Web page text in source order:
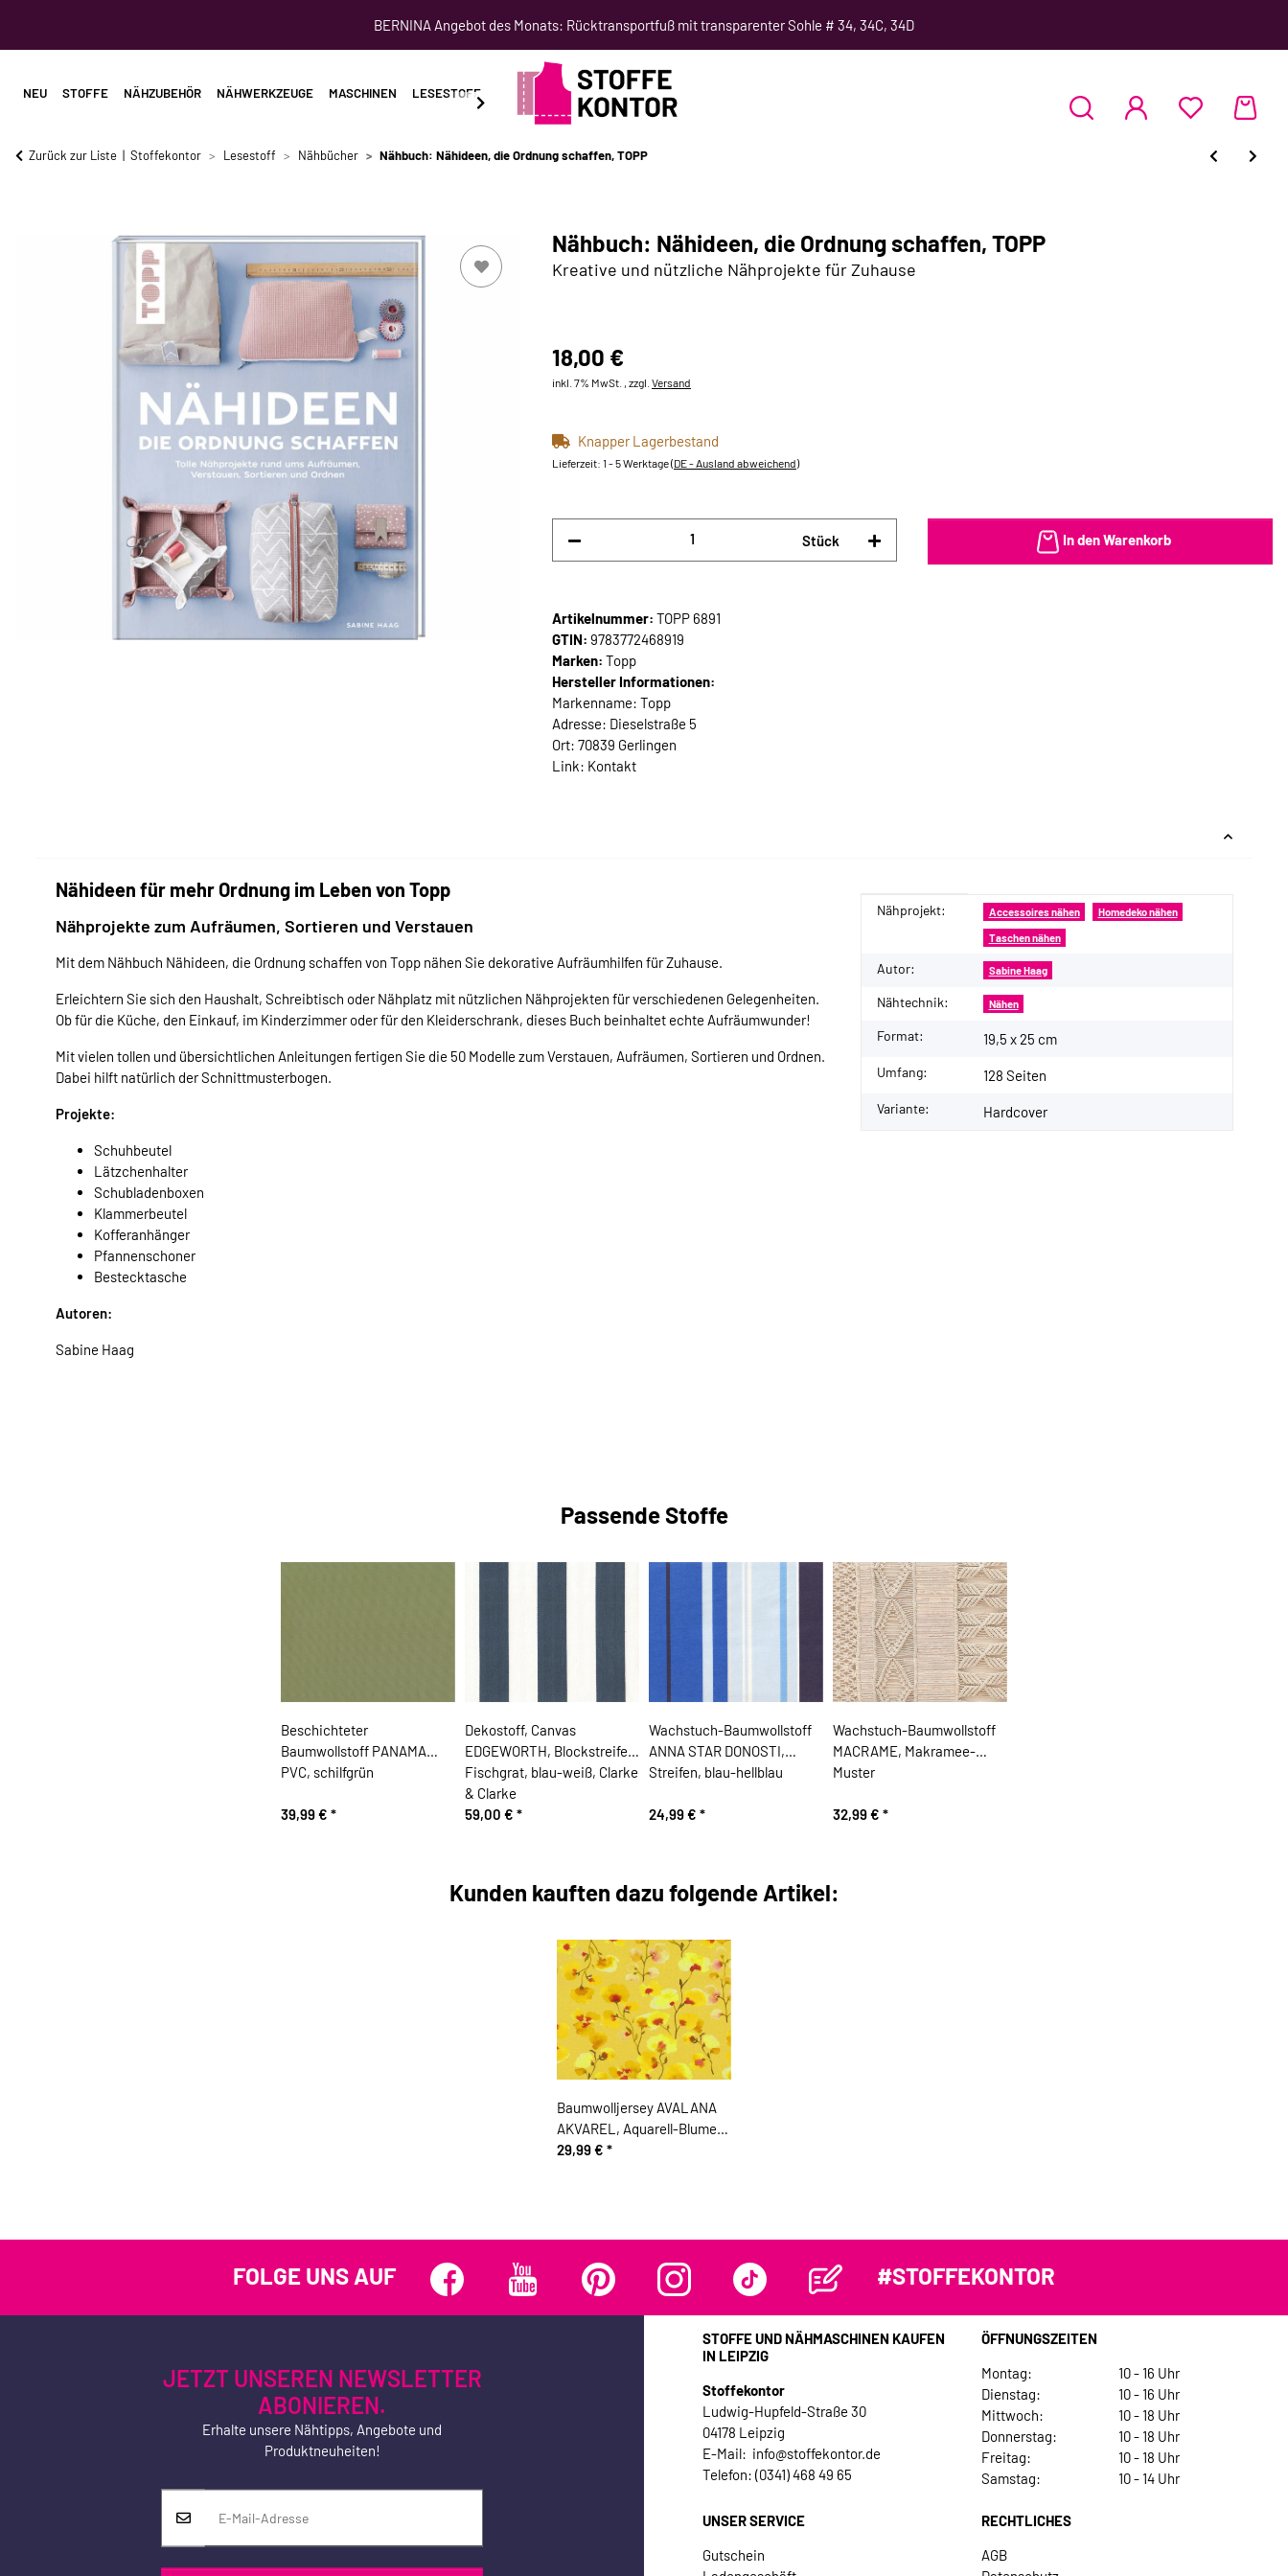
BERNINA Angebot des Monats: Rücktransportfuß mit transparenter Sohle # 34, 34C, 34D
NEU STOFFE NÄHZUBEHÖR NÄHWERKZEUGE MASCHINEN LESESTOFF SCHNITTMUSTER NÄHKURSE
Zurück zur Liste Stoffekontor Lesestoff Nähbücher Nähbuch: Nähideen, die Ordnung schaffen, TOPP
Nähbuch: Nähideen, die Ordnung schaffen, TOPP
Kreative und nützliche Nähprojekte für Zuhause
18,00 €
inkl. 7% MwSt. , zzgl. Versand
Knapper Lagerbestand
Lieferzeit: 1 - 5 Werktage(DE - Ausland abweichend)
Stück In den Warenkorb
Artikelnummer: TOPP 6891
GTIN: 9783772468919
Marken: Topp
Hersteller Informationen:
Markenname: Topp
Adresse: Dieselstraße 5
Ort: 70839 Gerlingen
Link: Kontakt
Nähideen für mehr Ordnung im Leben von Topp
Nähprojekte zum Aufräumen, Sortieren und Verstauen
Mit dem Nähbuch Nähideen, die Ordnung schaffen von Topp nähen Sie dekorative Aufräumhilfen für Zuhause.
Erleichtern Sie sich den Haushalt, Schreibtisch oder Nähplatz mit nützlichen Nähprojekten für verschiedenen Gelegenheiten.
Ob für die Küche, den Einkauf, im Kinderzimmer oder für den Kleiderschrank, dieses Buch beinhaltet echte Aufräumwunder!
Mit vielen tollen und übersichtlichen Anleitungen fertigen Sie die 50 Modelle zum Verstauen, Aufräumen, Sortieren und Ordnen.
Dabei hilft natürlich der Schnittmusterbogen.
Projekte:
Schuhbeutel
Lätzchenhalter
Schubladenboxen
Klammerbeutel
Kofferanhänger
Pfannenschoner
Bestecktasche
Autoren:
Sabine Haag
Produkteigenschaft
Wert
Nähprojekt: Accessoires nähen Homedeko nähen
Taschen nähen
Autor: Sabine Haag
Nähtechnik: Nähen
Format: 19,5 x 25 cm
Umfang: 128 Seiten
Variante: Hardcover
Passende Stoffe
Beschichteter
Baumwollstoff PANAMA
PVC, schilfgrün
39,99 € *
Dekostoff, Canvas
EDGEWORTH, Blockstreifen
Fischgrat, blau-weiß, Clarke
& Clarke
59,00 € *
Wachstuch-Baumwollstoff
ANNA STAR DONOSTI,
Streifen, blau-hellblau
24,99 € *
Wachstuch-Baumwollstoff
MACRAME, Makramee-
Muster
32,99 € *
Kunden kauften dazu folgende Artikel:
Baumwolljersey AVALANA
AKVAREL, Aquarell-Blumen,
gelb
29,99 € *
FOLGE UNS AUF #STOFFEKONTOR
JETZT UNSEREN NEWSLETTER
ABONIEREN.
Erhalte unsere Nähtipps, Angebote und
Produktneuheiten!
STOFFE UND NÄHMASCHINEN KAUFEN
IN LEIPZIG
Stoffekontor
Ludwig-Hupfeld-Straße 30
04178 Leipzig
E-Mail: info@stoffekontor.de
Telefon: (0341) 468 49 65
ÖFFNUNGSZEITEN
Montag:
10 - 16 Uhr
Dienstag:
10 - 16 Uhr
Mittwoch:
10 - 18 Uhr
Donnerstag:
10 - 18 Uhr
Freitag:
10 - 18 Uhr
Samstag:
10 - 14 Uhr
UNSER SERVICE
Gutschein
RECHTLICHES
AGB